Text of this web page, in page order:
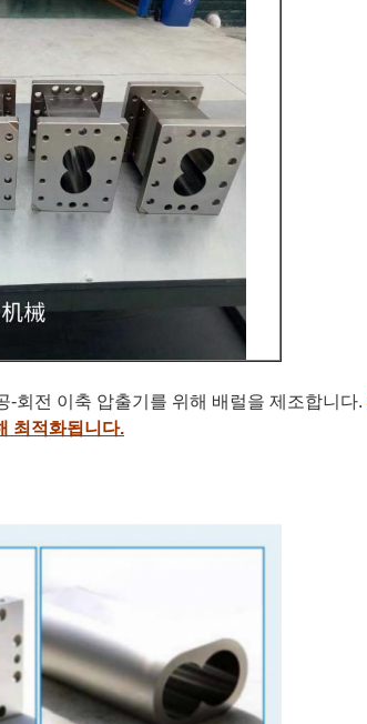
-회전 이축 압출기를 위해 배럴을 제조합니다.
최적화됩니다.